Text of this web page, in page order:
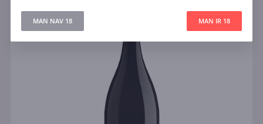
MAN NAV 18 MAN IR 18